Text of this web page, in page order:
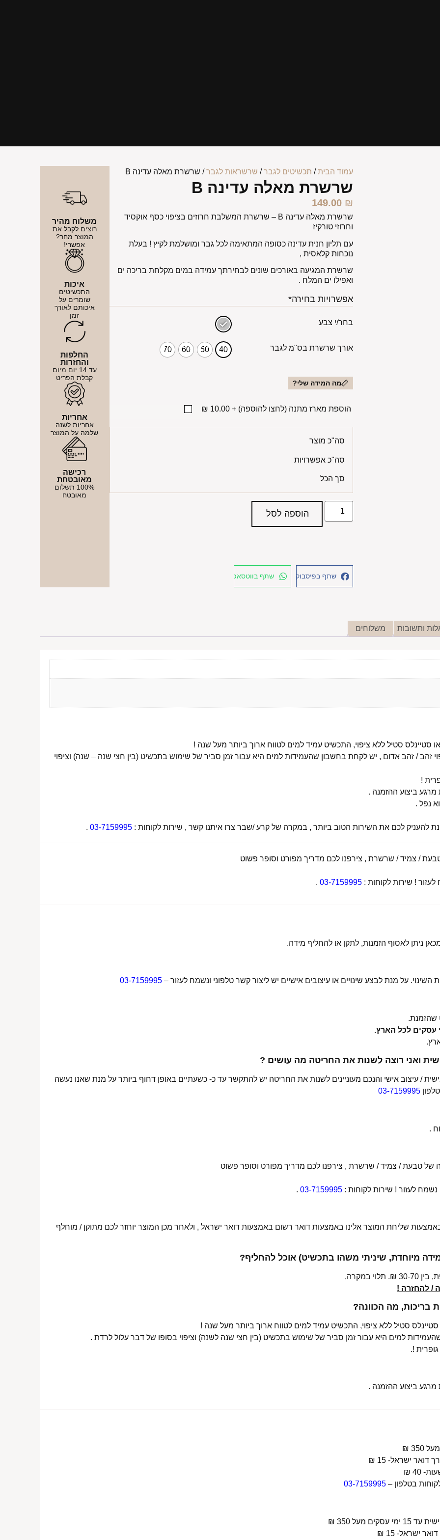
עמוד הבית/ תכשיטים לגבר/ שרשראות לגבר/ שרשרת מאלה עדינה B
שרשרת מאלה עדינה B
149.00 ₪
שרשרת מאלה עדינה B – שרשרת המשלבת חרוזים בציפוי כסף אוקסיד
וחרוזי טורקיז
עם תליון חנית עדינה כסופה המתאימה לכל גבר ומושלמת לקיץ ! בעלת
נוכחות קלאסית ,
שרשרת המגיעה באורכים שונים לבחירתך עמידה במים מקלחת בריכה ים
ואפילו ים המלח .
אפשרויות בחירה*
בחר/י צבע
אורך שרשרת בס"מ לגבר 40
50
60
70
מה המידה שלי?
הוספת מארז מתנה (לחצו להוספה) +
10.00 ₪
סה"כ מוצר
סה"כ אפשרויות
סך הכל
הוספה לסל
שתף בפיסבוק שתף בווטסאפ
משלוח מהיר
רוצים לקבל את
המוצר מחר?
אפשרי!
איכות
התכשיטים
שומרים על
איכותם לאורך
זמן
החלפות
והחזרות
עד 14 יום מיום
קבלת הפריט
אחריות
אחריות לשנה
שלמה על המוצר
רכישה
מאובטחת
100% תשלום
מאובטח
ותשובות משלוחים
זהב / זהב אדום , יש לקחת בחשבון שהעמידות למים היא עבור זמן סביר של שימוש בתכשיט (בין חצי שנה – שנה) וציפוי
!
ביצוע ההזמנה .
נפל .
להעניק לכם את השירות הטוב ביותר , במקרה של קרע /שבר צרו איתנו קשר , שירות לקוחות : 03-7159995
.
/ צמיד / שרשרת , צירפנו לכם מדריך מפורט וסופר פשוט
! שירות לקוחות : 03-7159995
.
השינוי. על מנת לבצע שינויים או עיצובים אישיים יש ליצור קשר טלפוני ונשמח לעזור – 03-7159995
שהזמנת.
ואני רוצה לשנות את החריטה מה עושים ?
/ עיצוב אישי והנכם מעוניינים לשנות את החריטה יש להתקשר עד כ- כשעתיים באופן דחוף ביותר על מנת שאנו נעשה
03-7159995
.
טבעת / צמיד / שרשרת , צירפנו לכם מדריך מפורט וסופר פשוט
לעזור ! שירות לקוחות : 03-7159995
.
באמצעות שליחת המוצר אלינו באמצעות דואר רשום באמצעות דואר ישראל , ולאחר מכן המוצר יוחזר לכם מתוקן / מוחלף
מיוחדת, שיניתי משהו בתכשיט) אוכל להחליף?
במקרה,
/ להחזרה !
מה הכוונה?
ביצוע ההזמנה .
בטלפון – 03-7159995
מעל 350 ₪